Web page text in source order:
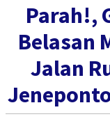
Parah!,
Belasan
Jalan